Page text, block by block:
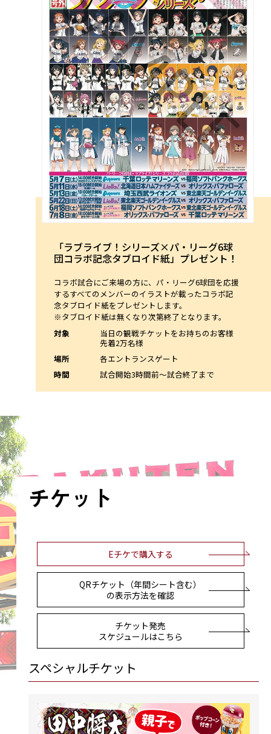
「ラブライブ！シリーズ×パ・リーグ6球
団コラボ記念タブロイド紙」プレゼント！
コラボ試合にご来場の方に、パ・リーグ6球団を応援
するすべてのメンバーのイラストが載ったコラボ記
念タブロイド紙をプレゼントします。
※タブロイド紙は無くなり次第終了となります。
対象
当日の観戦チケットをお持ちのお客様
先着2万名様
場所
各エントランスゲート
時間
試合開始3時間前～試合終了まで
チケット
Eチケで購入する
QRチケット（年間シート含む）
の表示方法を確認
チケット発売
スケジュールはこちら
スペシャルチケット